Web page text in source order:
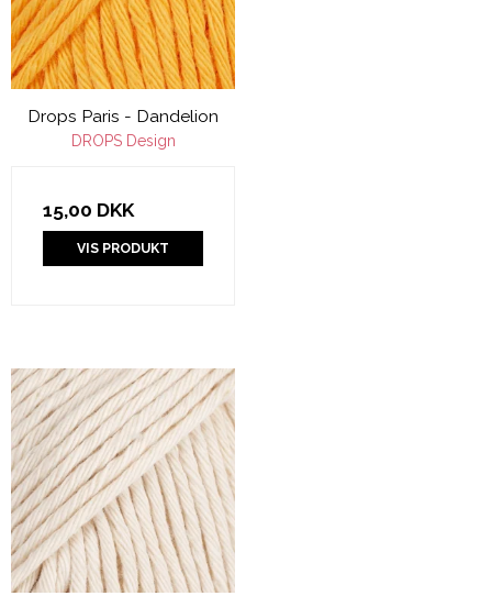
Drops Paris - Dandelion
DROPS Design
15,00 DKK
VIS PRODUKT